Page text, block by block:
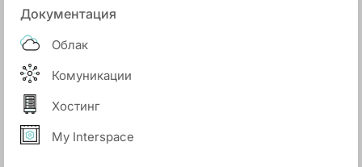
Документация
Облак
Комуникации
Хостинг
My Interspace